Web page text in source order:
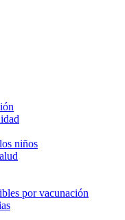
niños
por vacunación